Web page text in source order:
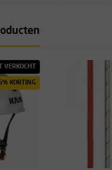
VERKOCHT
KORTING